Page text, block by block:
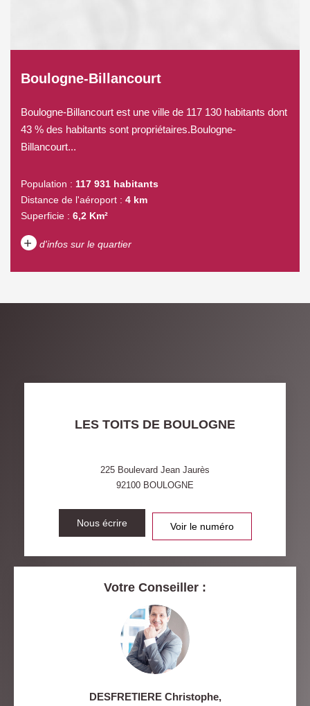
Boulogne-Billancourt
Boulogne-Billancourt est une ville de 117 130 habitants dont
43 % des habitants sont propriétaires.Boulogne-
Billancourt...
Population : 117 931 habitants
Distance de l'aéroport : 4 km
Superficie : 6,2 Km²
+ d'infos sur le quartier
VOITURE
RÉSULTATS DES LYCÉES ECOLES ET CRÈCHES
RESTAURANTS ET CAFÉS COMMERCES
MÉDECINS
LES TOITS DE BOULOGNE
225 Boulevard Jean Jaurès
92100 BOULOGNE
Nous écrire Voir le numéro
Votre Conseiller :
DESFRETIERE Christophe,